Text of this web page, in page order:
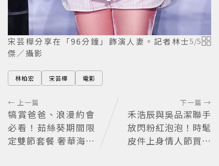
宋芸樺分享在「96分鐘」飾演人妻。記者林士
傑／攝影
5/5
林柏宏 宋芸樺 電影
← 上一篇
犒賞爸爸、浪漫約會
必看！茹絲葵期間限
定雙節套餐 奢華海陸
下一篇 →
禾浩辰與吳品潔聯手
放閃粉紅泡泡！時髦
皮件上身情人節買物